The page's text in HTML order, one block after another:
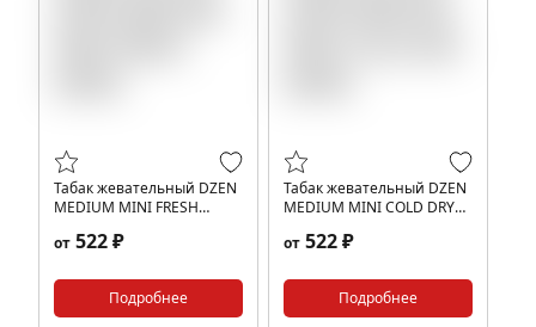
Табак жевательный DZEN
MEDIUM MINI FRESH
от 522 ₽
Подробнее
Табак жевательный DZEN
MEDIUM MINI COLD DRY
от 522 ₽
Подробнее